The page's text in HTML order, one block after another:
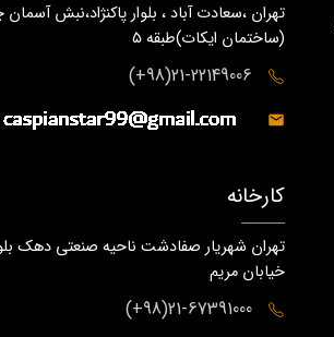
(ساختمان ايكات)طبقه ٥
21-22149006(98+)
کارخانه
تهران شهریار صفادشت ناحیه صنعتی دهک
خیابان مریم
21-67391000(98+)